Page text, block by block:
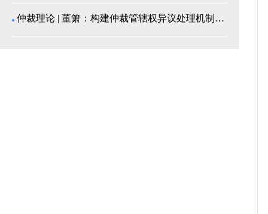
仲裁理论 | 董箫：构建仲裁管辖权异议处理机制的中...